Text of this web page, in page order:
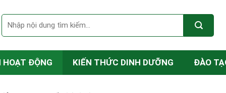
HOẠT ĐỘNG KIẾN THỨC DINH DƯỠNG ĐÀO